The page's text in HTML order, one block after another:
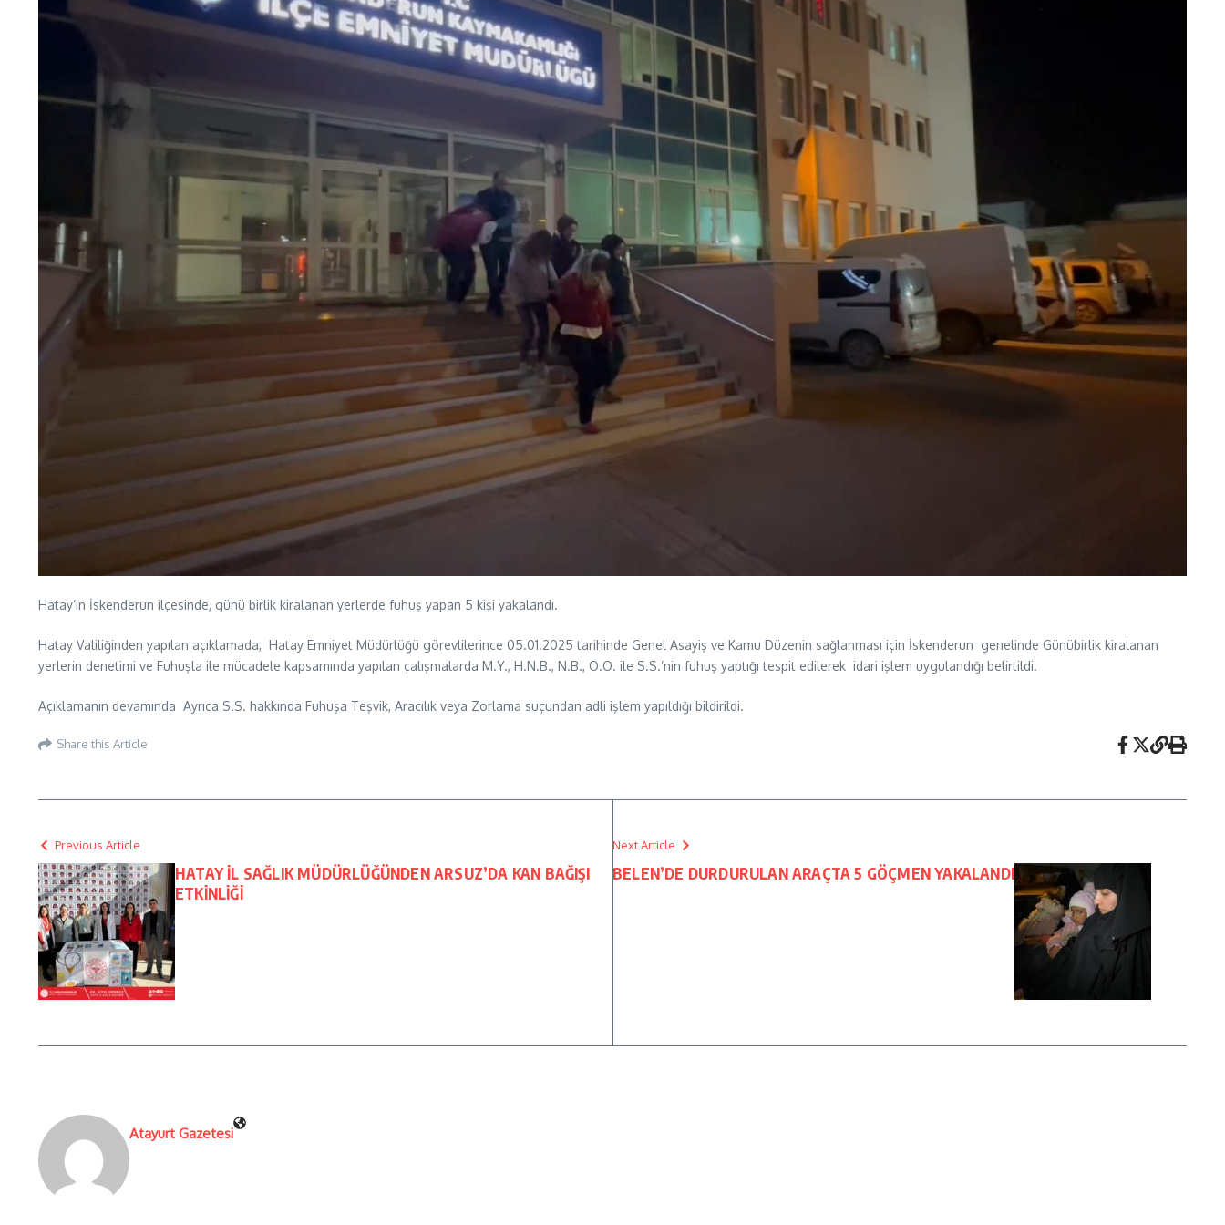
Hatay’ın İskenderun ilçesinde, günü birlik kiralanan yerlerde fuhuş yapan 5 kişi yakalandı.
Hatay Valiliğinden yapılan açıklamada, Hatay Emniyet Müdürlüğü görevlilerince 05.01.2025 tarihinde Genel Asayiş ve Kamu Düzenin sağlanması için İskenderun genelinde Günübirlik kiralanan
yerlerin denetimi ve Fuhuşla ile mücadele kapsamında yapılan çalışmalarda M.Y., H.N.B., N.B., O.O. ile S.S.’nin fuhuş yaptığı tespit edilerek idari işlem uygulandığı belirtildi.
Açıklamanın devamında Ayrıca S.S. hakkında Fuhuşa Teşvik, Aracılık veya Zorlama suçundan adli işlem yapıldığı bildirildi.
Share this Article
Previous Article
HATAY İL SAĞLIK MÜDÜRLÜĞÜNDEN ARSUZ’DA KAN BAĞIŞI
ETKİNLİĞİ
Next Article
BELEN’DE DURDURULAN ARAÇTA 5 GÖÇMEN YAKALANDI
Atayurt Gazetesi